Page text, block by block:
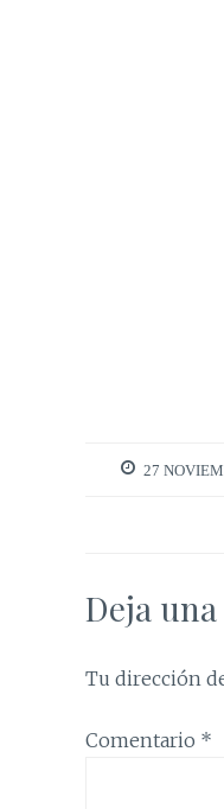
27
Deja
Tu dirección
Comentario *